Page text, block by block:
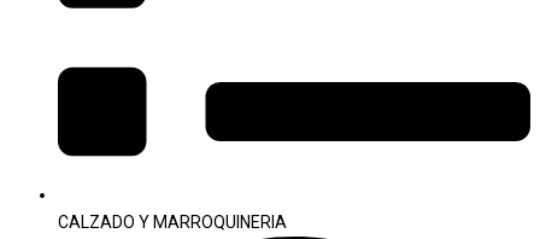
CALZADO Y MARROQUINERIA